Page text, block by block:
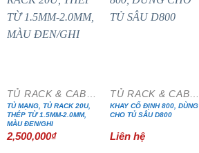
TỦ MẠNG, TỦ RACK 20U,
THÉP TỪ 1.5MM-2.0MM,
MÀU ĐEN/GHI
2,500,000₫
KHAY CỐ ĐỊNH 800, DÙNG
CHO TỦ SÂU D800
Liên hệ